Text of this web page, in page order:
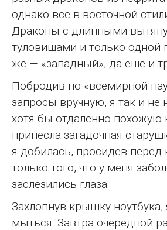
однако все в восточной
Драконы с длинными
туловищами и только одной
же — «западный», да ещё и
Побродив по «всемирной
запросы вручную, я так и не
хотя бы отдаленно похожую
принесла загадочная
я добилась, просидев
только того, что у меня
заслезились глаза.
Захлопнув крышку
мыться. Завтра очередной